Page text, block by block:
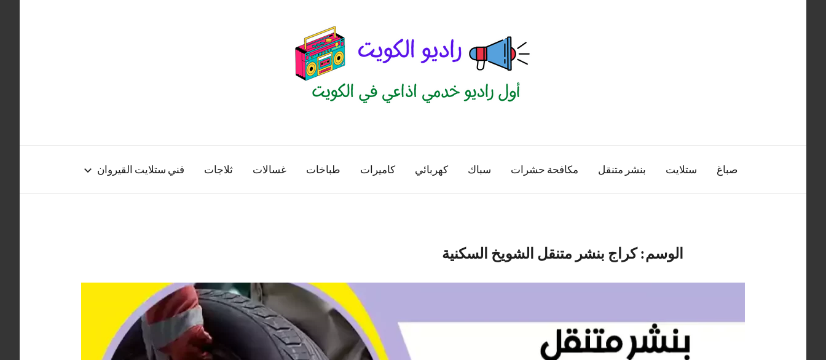
الكويت
منصة
اذاعية
صباغ ستلايت بنشر متنقل مكافحة حشرات سباك كهربائي كاميرات طباخات غسالات ثلاجات فني ستلايت القيروان
الوسم:كراج بنشر متنقل الشويخ السكنية